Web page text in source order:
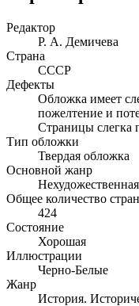
Редактор
Р. А. Демичева
Страна
СССР
Дефекты
Обложка имеет
пожелтение и
Страницы слегка
Тип обложки
Твердая обложка
Основной жанр
Общее количество
424
Состояние
Хорошая
Иллюстрации
Черно-Белые
Жанр
История.